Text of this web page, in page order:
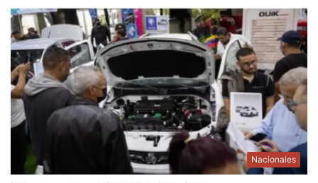
Nacionales